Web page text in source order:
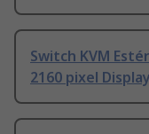
Switch KVM
2160 pixel